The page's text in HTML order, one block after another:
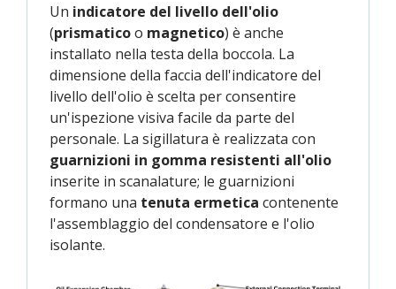
Un indicatore del livello dell'olio
(prismaticoo magnetico) è anche
installato nella testa della boccola. La
dimensione della faccia dell'indicatore del
livello dell'olio è scelta per consentire
un'ispezione visiva facile da parte del
personale. La sigillatura è realizzata con
guarnizioni in gomma resistenti all'olio
inserite in scanalature; le guarnizioni
formano una tenuta ermetica contenente
l'assemblaggio del condensatore e l'olio
isolante.